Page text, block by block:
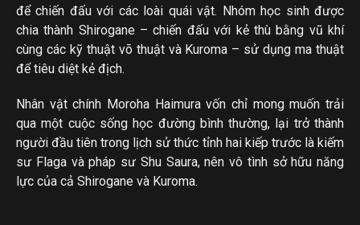
để chiến đấu với các loài quái vật. Nhóm học sinh được
chia thành Shirogane – chiến đấu với kẻ thù bằng vũ khí
cùng các kỹ thuật võ thuật và Kuroma – sử dụng ma thuật
để tiêu diệt kẻ địch.
Nhân vật chính Moroha Haimura vốn chỉ mong muốn trải
qua một cuộc sống học đường bình thường, lại trở thành
người đầu tiên trong lịch sử thức tỉnh hai kiếp trước là kiếm
sư Flaga và pháp sư Shu Saura, nên vô tình sở hữu năng
lực của cả Shirogane và Kuroma.